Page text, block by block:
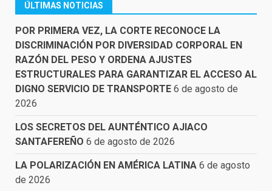
ÚLTIMAS NOTICIAS
POR PRIMERA VEZ, LA CORTE RECONOCE LA
DISCRIMINACIÓN POR DIVERSIDAD CORPORAL EN
RAZÓN DEL PESO Y ORDENA AJUSTES
ESTRUCTURALES PARA GARANTIZAR EL ACCESO AL
DIGNO SERVICIO DE TRANSPORTE 6 de agosto de
2026
LOS SECRETOS DEL AUNTÉNTICO AJIACO
SANTAFEREÑO 6 de agosto de 2026
LA POLARIZACIÓN EN AMÉRICA LATINA 6 de agosto
de 2026